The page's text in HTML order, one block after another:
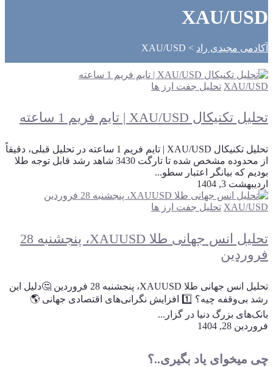
XAU/USD
آکادمی مجیدی راد >
XAU/USD
XAU/USD تحلیل جفت ارز ها
تحلیل تکنیکال XAU/USD | تایم فریم 1 ساعته
تحلیل تکنیکال XAU/USD | تایم فریم 1 ساعته در تحلیل قبلی، دقیقاً
از محدوده مشخص شده تا تارگت 3430 شاهد رشد قابل توجه طلا
بودیم که بیانگر اعتبار سطو...
اردیبهشت 3, 1404
XAU/USD تحلیل جفت ارز ها
تحلیل انس جهانی طلا XAUUSD، پنجشنبه 28
فروردین
تحلیل انس جهانی طلا XAUUSD، پنجشنبه 28 فروردین 🤔دلیل این
رشد بی‌وقفه چیه؟ 1️⃣ افزایش نگرانی‌های اقتصادی جهانی 🌎
بانک‌های بزرگ دنیا در گزار...
فروردین 28, 1404
چی میخوای یاد بگیری..؟